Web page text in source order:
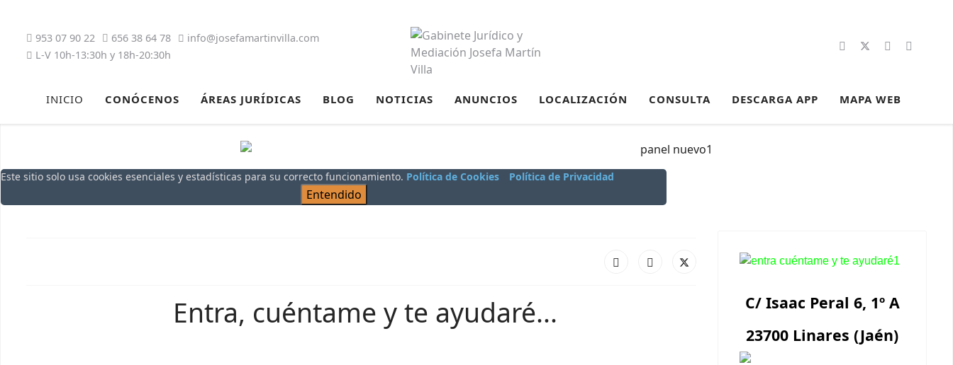
953 07 90 22 656 38 64 78
info@josefamartinvilla.com
L-V 10h-13:30h y 18h-20:30h
INICIO CONÓCENOS ÁREAS JURÍDICAS BLOG NOTICIAS ANUNCIOS LOCALIZACIÓN CONSULTA DESCARGA APP MAPA WEB
Este sitio solo usa cookies esenciales y estadísticas para su correcto funcionamiento. Política de Cookies Política de Privacidad
Entendido
Entra, cuéntame y te ayudaré...
C/ Isaac Peral 6, 1º A
23700 Linares (Jaén)